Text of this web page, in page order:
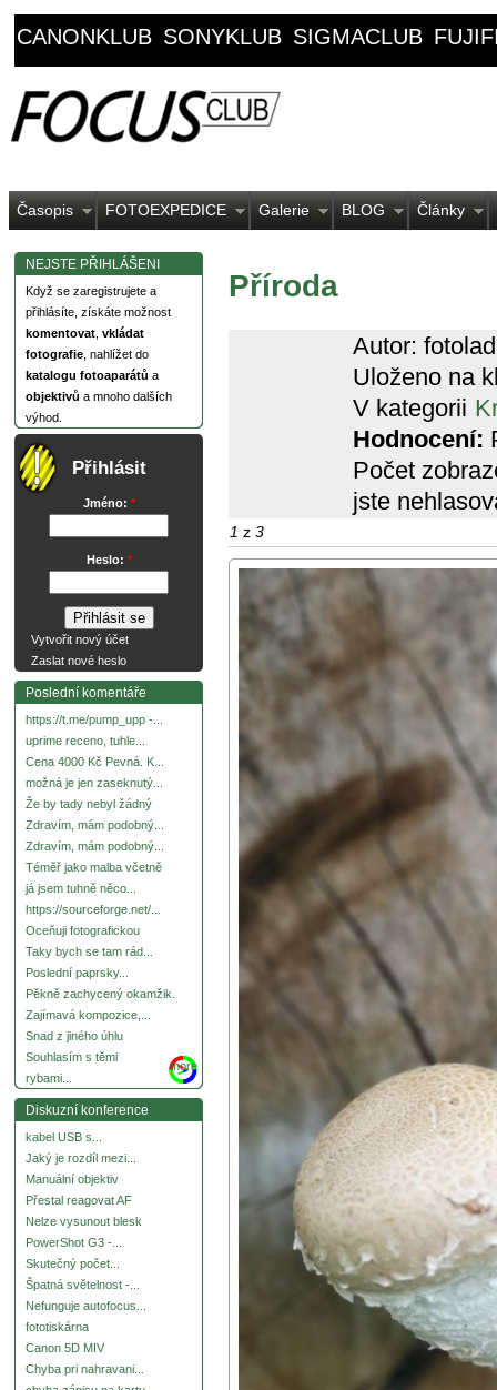
CANONKLUB SONYKLUB SIGMACLUB
Časopis FOTOEXPEDICE Galerie BLOG Články
NEJSTE PŘIHLÁŠENI
Když se zaregistrujete a
přihlásíte, získáte možnost
komentovat vkládat
fotografie , nahlížet do
katalogu fotoaparátů a
objektivů a mnoho dalších
výhod.
Přihlásit
Jméno: *
Heslo: *
Vytvořit nový účet
Zaslat nové heslo
Poslední komentáře
https://t.me/pump_upp -...
uprime receno, tuhle...
Cena 4000 Kč Pevná. K...
možná je jen zaseknutý...
Že by tady nebyl žádný
Zdravím, mám podobný...
Zdravím, mám podobný...
Téměř jako malba včetně
já jsem tuhně něco...
https://sourceforge.net/...
Oceňuji fotografickou
Taky bych se tam rád...
Poslední paprsky...
Pěkně zachycený okamžik.
Zajímavá kompozice,...
Snad z jiného úhlu
Souhlasím s těmi
rybami...
more
Diskuzní konference
kabel USB s...
Jaký je rozdíl mezi...
Manuální objektiv
Přestal reagovat AF
Nelze vysunout blesk
PowerShot G3 -...
Skutečný počet...
Špatná světelnost -...
Nefunguje autofocus...
fototiskárna
Canon 5D MIV
Chyba pri nahravani...
Příroda
Autor: fotolad
Uloženo na
V kategorii
Hodnocení:
Počet
jste
1 z 3